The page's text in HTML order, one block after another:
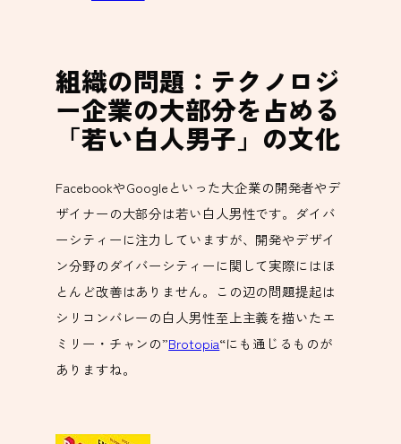
組織の問題：テクノロジ
ー企業の大部分を占める
「若い白人男子」の文化
FacebookやGoogleといった大企業の開発者やデ
ザイナーの大部分は若い白人男性です。ダイバ
ーシティーに注力していますが、開発やデザイ
ン分野のダイバーシティーに関して実際にはほ
とんど改善はありません。この辺の問題提起は
シリコンバレーの白人男性至上主義を描いたエ
ミリー・チャンの”Brotopia“にも通じるものが
ありますね。